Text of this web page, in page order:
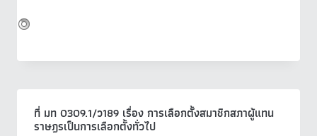
ที่ มท 0309.1/ว189 เรื่อง การเลือกตั้งสมาชิกสภาผู้แทน
ราษฎรเป็นการเลือกตั้งทั่วไป